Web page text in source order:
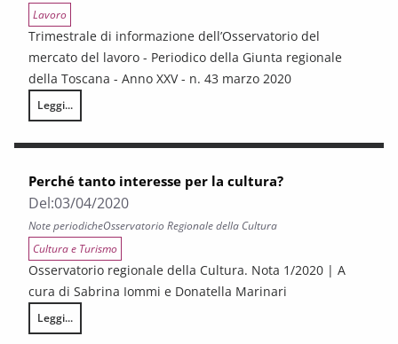
Lavoro
Trimestrale di informazione dell’Osservatorio del
mercato del lavoro - Periodico della Giunta regionale
della Toscana - Anno XXV - n. 43 marzo 2020
Leggi...
TOSCANA NOTIZIE – FLASH LAVORO N. 43/2020
Perché tanto interesse per la cultura?
Del:03/04/2020
Note periodicheOsservatorio Regionale della Cultura
Cultura e Turismo
Osservatorio regionale della Cultura. Nota 1/2020 | A
cura di Sabrina Iommi e Donatella Marinari
Leggi...
Perché tanto interesse per la cultura?